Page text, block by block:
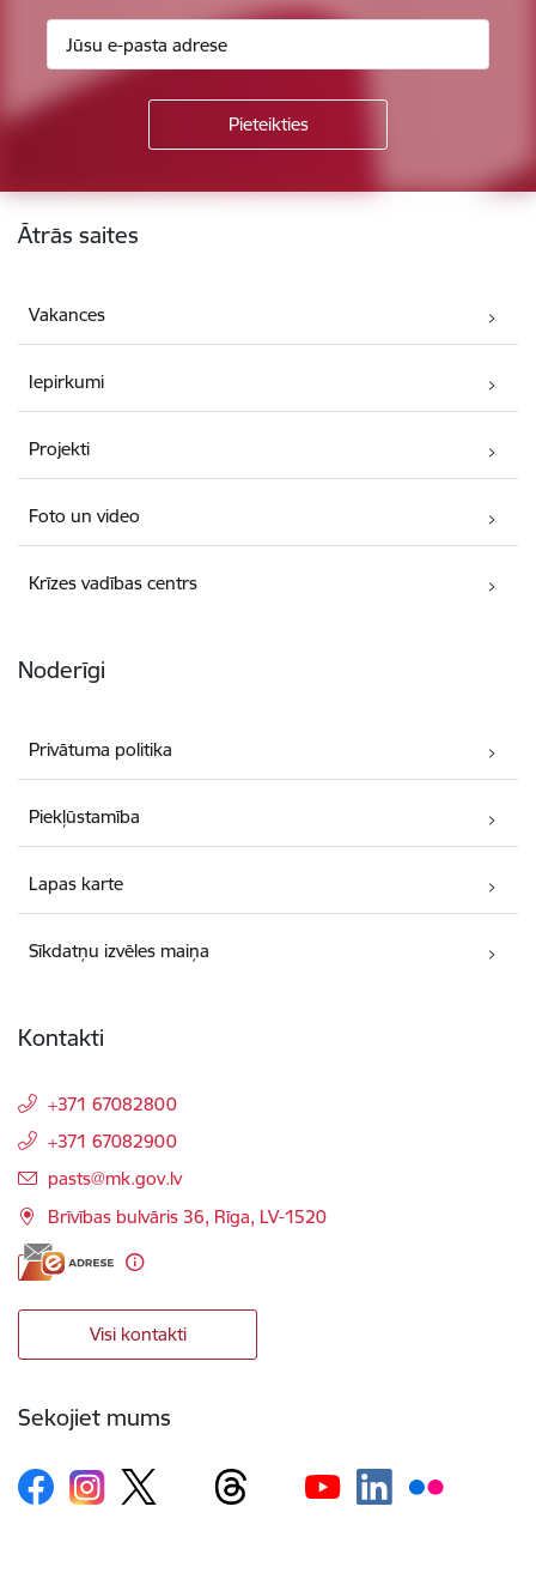
Kājene
Ātrās saites
Vakances
Iepirkumi
Projekti
Foto un video
Krīzes vadības centrs
Noderīgi
Privātuma politika
Piekļūstamība
Lapas karte
Sīkdatņu izvēles maiņa
Kontakti
+371 67082800
+371 67082900
E-pasts:
pasts@mk.gov.lv
Brīvības bulvāris 36, Rīga, LV-1520
Visi kontakti
Sekojiet mums